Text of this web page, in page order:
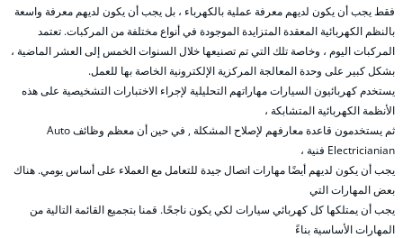
فقط يجب أن يكون لديهم معرفة عملية بالكهرباء ، بل يجب أن يكون لديهم معرفة واسعة
بالنظم الكهربائية المعقدة المتزايدة الموجودة في أنواع مختلفة من المركبات. تعتمد
المركبات اليوم ، وخاصة تلك التي تم تصنيعها خلال السنوات الخمس إلى العشر الماضية ،
بشكل كبير على وحدة المعالجة المركزية الإلكترونية الخاصة بها للعمل.
يستخدم كهربائيون السيارات مهاراتهم التحليلية لإجراء الاختبارات التشخيصية على هذه
الأنظمة الكهربائية المتشابكة ،
ثم يستخدمون قاعدة معارفهم لإصلاح المشكلة , في حين أن معظم وظائف Auto
Electricianian فنية ،
يجب أن يكون لديهم أيضًا مهارات اتصال جيدة للتعامل مع العملاء على أساس يومي. هناك
بعض المهارات التي
يجب أن يمتلكها كل كهربائي سيارات لكي يكون ناجحًا. قمنا بتجميع القائمة التالية من
المهارات الأساسية بناءً